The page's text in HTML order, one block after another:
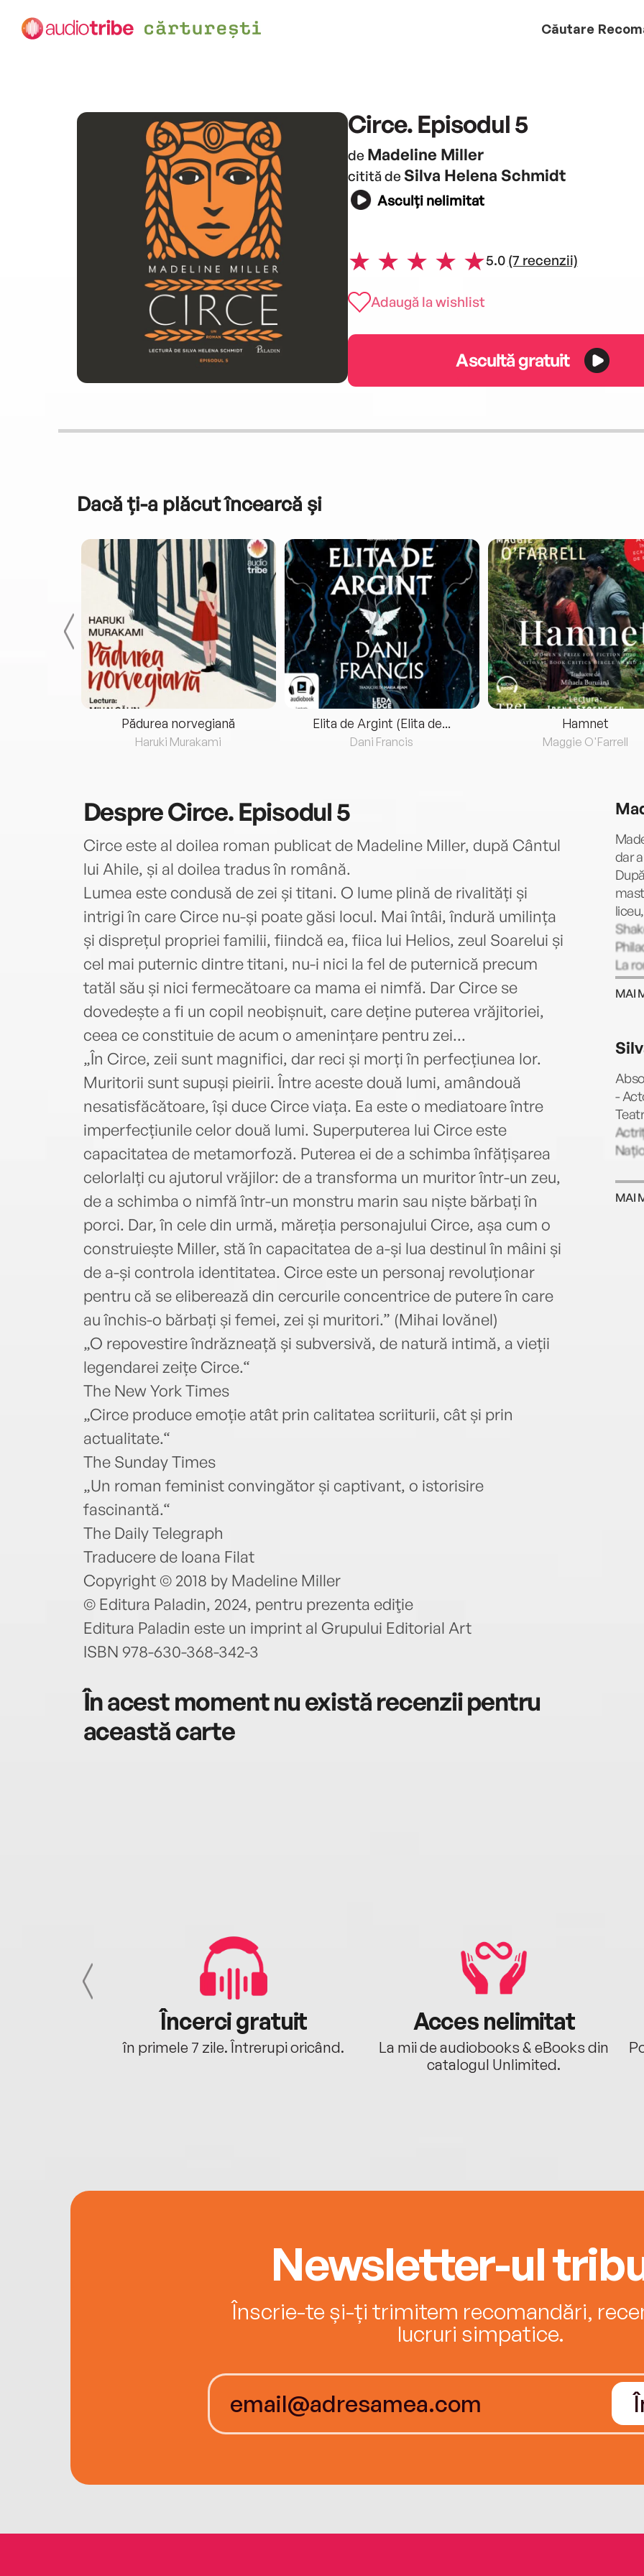
Căutare
Circe. Episodul 5
de Madeline Miller
citită de Silva Helena Schmidt
Asculți nelimitat
5.0 (7 recenzii)
Adaugă la wishlist
Ascultă gratuit
Dacă ți-a plăcut încearcă și
Pădurea norvegiană
Haruki Murakami
Elita de Argint (Elita de...
Dani Francis
Hamnet
Maggie O'Farrell
DespreCirce. Episodul 5
Circe este al doilea roman publicat de Madeline Miller, după Cântul
lui Ahile, și al doilea tradus în română.
Lumea este condusă de zei și titani. O lume plină de rivalități și
intrigi în care Circe nu-și poate găsi locul. Mai întâi, îndură umilința
și disprețul propriei familii, fiindcă ea, fiica lui Helios, zeul Soarelui și
cel mai puternic dintre titani, nu-i nici la fel de puternică precum
tatăl său și nici fermecătoare ca mama ei nimfă. Dar Circe se
dovedește a fi un copil neobișnuit, care deține puterea vrăjitoriei,
ceea ce constituie de acum o amenințare pentru zei...
„În Circe, zeii sunt magnifici, dar reci și morți în perfecțiunea lor.
Muritorii sunt supuși pieirii. Între aceste două lumi, amândouă
nesatisfăcătoare, își duce Circe viața. Ea este o mediatoare între
imperfecțiunile celor două lumi. Superputerea lui Circe este
capacitatea de metamorfoză. Puterea ei de a schimba înfățișarea
celorlalți cu ajutorul vrăjilor: de a transforma un muritor într-un zeu,
de a schimba o nimfă într-un monstru marin sau niște bărbați în
porci. Dar, în cele din urmă, măreția personajului Circe, așa cum o
construiește Miller, stă în capacitatea de a-și lua destinul în mâini și
de a-și controla identitatea. Circe este un personaj revoluționar
pentru că se eliberează din cercurile concentrice de putere în care
au închis-o bărbați și femei, zei și muritori.” (Mihai Iovănel)
„O repovestire îndrăzneață și subversivă, de natură intimă, a vieții
legendarei zeițe Circe.“
The New York Times
„Circe produce emoție atât prin calitatea scriiturii, cât și prin
actualitate.“
The Sunday Times
„Un roman feminist convingător și captivant, o istorisire
fascinantă.“
The Daily Telegraph
Traducere de Ioana Filat
Copyright © 2018 by Madeline Miller
© Editura Paladin, 2024, pentru prezenta ediţie
Editura Paladin este un imprint al Grupului Editorial Art
ISBN 978-630-368-342-3
În acest moment nu există recenzii pentru
această carte
dar
La
de
MAI
-
MAI
Încerci gratuit
în primele 7 zile. Întrerupi oricând.
Acces nelimitat
La mii de audiobooks & eBooks din
catalogul Unlimited.
Newsletter-ul
Înscrie-te și-ți trimitem recomandări,
lucruri simpatice.